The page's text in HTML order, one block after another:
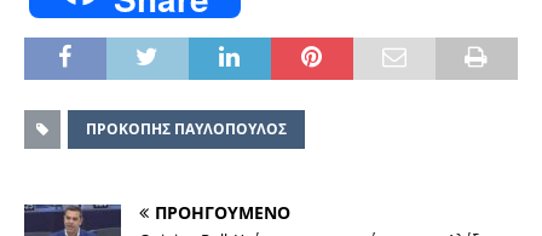
ΠΡΟΚΟΠΗΣ ΠΑΥΛΟΠΟΥΛΟΣ
ΠΡΟΗΓΟΥΜΕΝΟ